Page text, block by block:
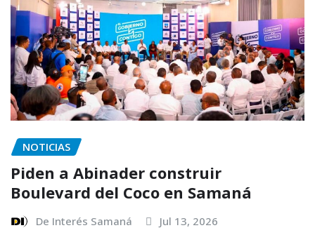
NOTICIAS
Piden a Abinader construir
Boulevard del Coco en Samaná
De Interés Samaná Jul 13, 2026